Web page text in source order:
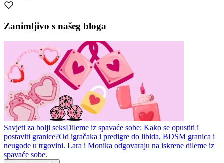
Zanimljivo s našeg bloga
Savjeti za bolji seksDileme iz spavaće sobe: Kako se opustiti i
postaviti granice?Od igračaka i predigre do libida, BDSM granica i
neugode u trgovini. Lara i Monika odgovaraju na iskrene dileme iz
spavaće sobe.